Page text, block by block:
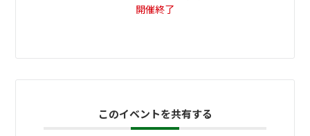
開催終了
このイベントを共有する